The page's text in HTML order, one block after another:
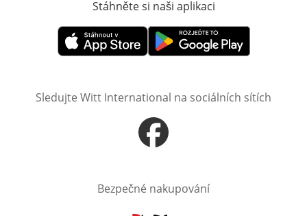
Stáhněte si naši aplikaci
Otevře v novém okněOtevře v novém okně
Sledujte Witt International na sociálních sítích
Otevře v novém okně
Bezpečné nakupování